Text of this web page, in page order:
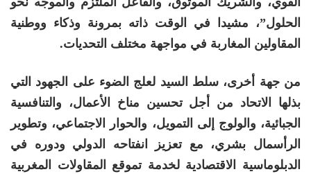
الحلول”، مشيدا في الوقت ذاته بمرونة وذكاء ووطنية
المقاولين المغاربة في مواجهة مختلف التحديات.
من جهة أخرى، سلط السيد لعلج الضوء على الجهود التي
بذلها الاتحاد من أجل تحسين مناخ الأعمال، والتنافسية
الجبائية، والولوج إلى التمويل، والحوار الاجتماعي، وتطوير
الرأسمال بشري، مع تعزيز انفتاحه الدولي ودوره في
الدبلوماسية الاقتصادية لخدمة تموقع المقاولات المغربية